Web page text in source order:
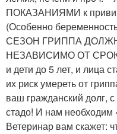
ПОКАЗАНИЯМИ к
(Особенно
СЕЗОН ГРИППА
НЕЗАВИСИМО ОТ
и дети до 5 лет, и лица
их риск умереть от
ваш гражданский долг,
стадо! И нам необходим
Ветеринар вам скажет: